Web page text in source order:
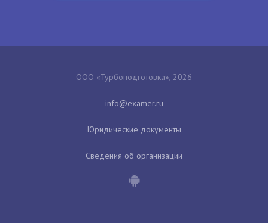
ООО «Турбоподготовка», 2026
Юридические документы
Сведения об организации